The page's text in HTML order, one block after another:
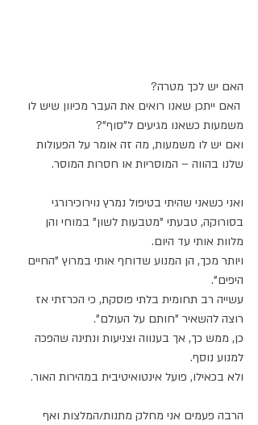
האם יש לכך מטרה?
האם ייתכן שאנו רואים את העבר מכיוון שיש לו
משמעות כשאנו מגיעים ל"סוף"?
ואם יש לו משמעות, מה זה אומר על הפעולות
שלנו בהווה – המוסריות או חסרות המוסר.
ואני כשאני שהיתי בטיפול נמרץ נוירוכירורגי
בסורוקה, טבעתי "מטבעות לשון" במוחי והן
מלוות אותי עד היום.
ויותר מכך, הן המנוע שדוחף אותי במרוץ "החיים
היפים".
עשייה רב תחומית בלתי פוסקת, כי הכרזתי אז
רוצה להשאיר "חותם על העולם".
כן, ממש כך, אך בענווה וצניעות ונתינה שהפכה
למנוע נוסף.
ולא בכאילו, פועל אינטואיטיבית במהירות האור.
הרבה פעמים אני מחלק מתנות/המלצות ואף